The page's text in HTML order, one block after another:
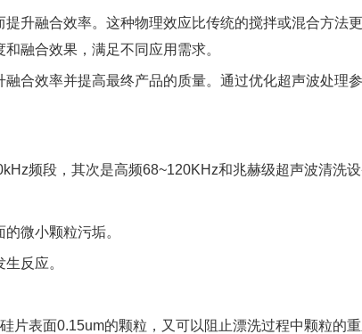
升融合效率。这种物理效应比传统的搅拌或混合方法
融合效果，满足不同应用需求。
合效率并提高最终产品的质量。通过优化超声波处理
频段，其次是高频68~120KHz和兆赫级超声波清洗设
微小颗粒污垢。
反应。
表面0.15um的颗粒，又可以阻止漂洗过程中颗粒的